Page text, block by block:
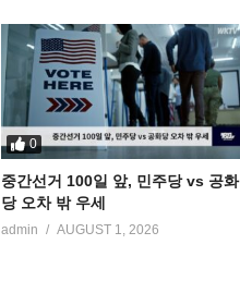
0
중간선거 100일 앞, 민주당 vs 공화
당 오차 밖 우세
admin AUGUST 1, 2026